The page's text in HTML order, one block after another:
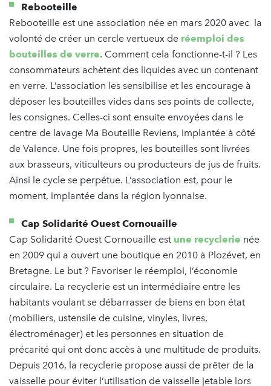
Rebooteille
Rebooteille est une association née en mars 2020 avec la
volonté de créer un cercle vertueux de réemploi des
bouteilles de verre. Comment cela fonctionne-t-il ? Les
consommateurs achètent des liquides avec un contenant
en verre. L’association les sensibilise et les encourage à
déposer les bouteilles vides dans ses points de collecte,
les consignes. Celles-ci sont ensuite envoyées dans le
centre de lavage Ma Bouteille Reviens, implantée à côté
de Valence. Une fois propres, les bouteilles sont livrées
aux brasseurs, viticulteurs ou producteurs de jus de fruits.
Ainsi le cycle se perpétue. L’association est, pour le
moment, implantée dans la région lyonnaise.
Cap Solidarité Ouest Cornouaille
Cap Solidarité Ouest Cornouaille est une recyclerie née
en 2009 qui a ouvert une boutique en 2010 à Plozévet, en
Bretagne. Le but ? Favoriser le réemploi, l’économie
circulaire. La recyclerie est un intermédiaire entre les
habitants voulant se débarrasser de biens en bon état
(mobiliers, ustensile de cuisine, vinyles, livres,
électroménager) et les personnes en situation de
précarité qui ont donc accès à une multitude de produits.
Depuis 2016, la recyclerie propose aussi de prêter de la
vaisselle pour éviter l’utilisation de vaisselle jetable lors